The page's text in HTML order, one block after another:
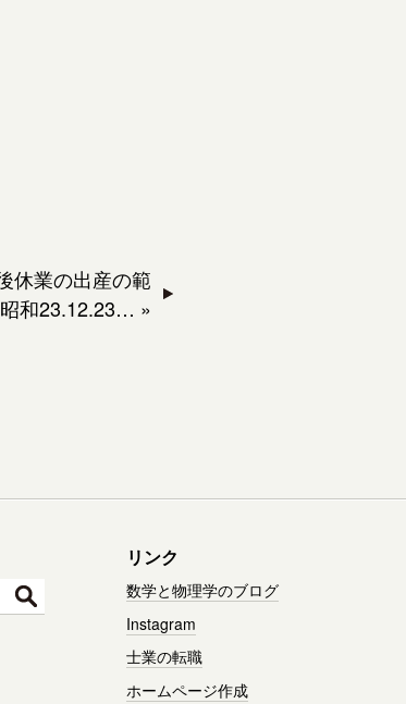
休業の出産の範
和23.12.23… »
リンク
数学と物理学のブログ
Instagram
士業の転職
ホームページ作成